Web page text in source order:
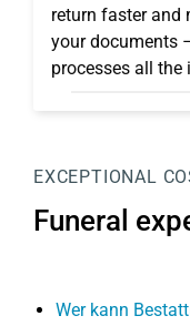
return faster and
your documents
processes all
EXCEPTIONAL
Funeral
Wer kann